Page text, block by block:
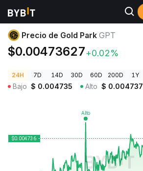
Precios de Criptomonedas Precio de Gold
Precio de Gold Park GPT
$0.00473627+0.02%
24H 7D 14D 30D 60D 200D 1Y
Bajo $ 0.004735 Alto $ 0.004737